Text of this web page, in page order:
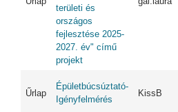
területi és
országos
fejlesztése 2025-
2027. év" című
projekt
Űrlap
Épületbúcsúztató-
Igényfelmérés
KissB